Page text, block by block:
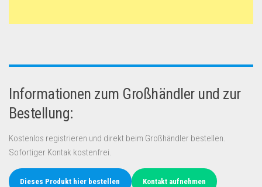
Informationen zum Großhändler und zur
Bestellung:
Kostenlos registrieren und direkt beim Großhändler bestellen.
Sofortiger Kontak kostenfrei.
Dieses Produkt hier bestellen Kontakt aufnehmen